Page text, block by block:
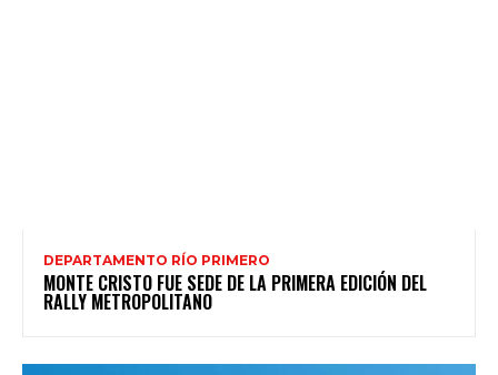
DEPARTAMENTO RÍO PRIMERO
MONTE CRISTO FUE SEDE DE LA PRIMERA EDICIÓN DEL
RALLY METROPOLITANO